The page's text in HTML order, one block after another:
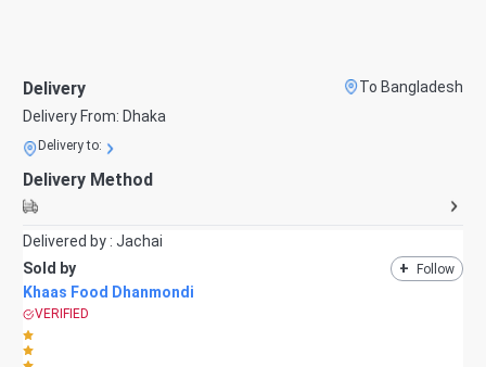
Delivery
To Bangladesh
Delivery From: Dhaka
Delivery to:
Delivery Method
Delivered by : Jachai
Sold by
+ Follow
Khaas Food Dhanmondi
VERIFIED